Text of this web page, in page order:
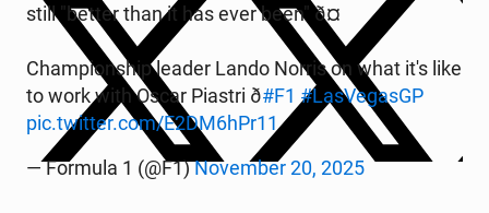
still "better than it has ever been" ð¤
Cham­pion­ship leader Lando Norris on what it's like
to work with Oscar Piastri ð#F1 #La­sVe­gasGP
pic.twitter.com/E2DM6hPr11
— Formula 1 (@F1)No­vem­ber 20, 2025